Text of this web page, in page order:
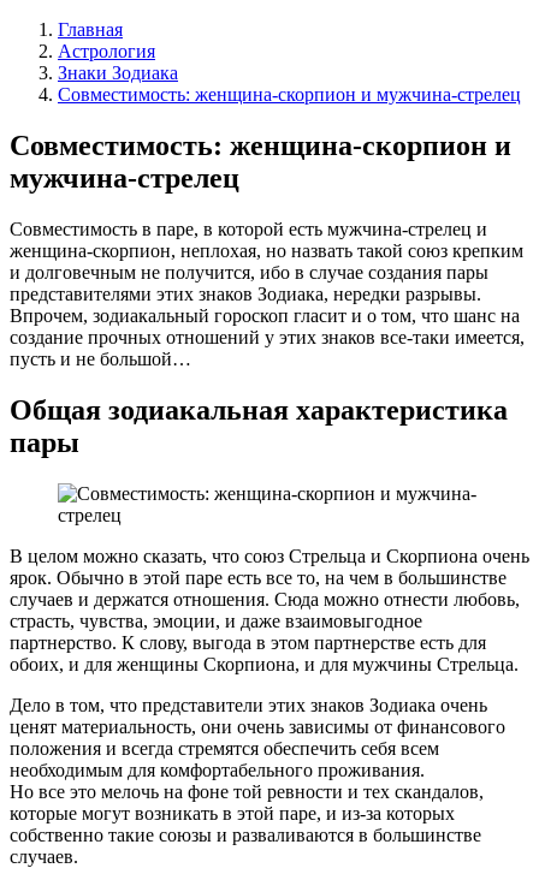
Главная
Астрология
Знаки Зодиака
Совместимость: женщина-скорпион и мужчина-стрелец
Совместимость: женщина-скорпион и
мужчина-стрелец
Совместимость в паре, в которой есть мужчина-стрелец и
женщина-скорпион, неплохая, но назвать такой союз крепким
и долговечным не получится, ибо в случае создания пары
представителями этих знаков Зодиака, нередки разрывы.
Впрочем, зодиакальный гороскоп гласит и о том, что шанс на
создание прочных отношений у этих знаков все-таки имеется,
пусть и не большой…
Общая зодиакальная характеристика
пары
В целом можно сказать, что союз Стрельца и Скорпиона очень
ярок. Обычно в этой паре есть все то, на чем в большинстве
случаев и держатся отношения. Сюда можно отнести любовь,
страсть, чувства, эмоции, и даже взаимовыгодное
партнерство. К слову, выгода в этом партнерстве есть для
обоих, и для женщины Скорпиона, и для мужчины Стрельца.
Дело в том, что представители этих знаков Зодиака очень
ценят материальность, они очень зависимы от финансового
положения и всегда стремятся обеспечить себя всем
необходимым для комфортабельного проживания.
Но все это мелочь на фоне той ревности и тех скандалов,
которые могут возникать в этой паре, и из-за которых
собственно такие союзы и разваливаются в большинстве
случаев.